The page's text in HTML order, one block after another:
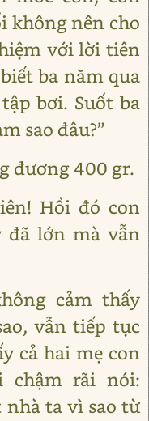
không nên cho
với lời tiên
ba năm qua
bơi. Suốt ba
sao đâu?”
đương 400 gr.
Hồi đó con
đã lớn mà vẫn
cảm thấy
vẫn tiếp tục
cả hai mẹ con
chậm rãi nói:
nhà ta vì sao từ